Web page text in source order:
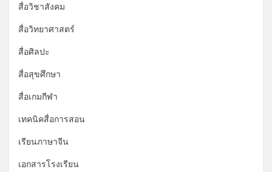
สื่อวิชาสังคม
สื่อวิทยาศาสตร์
สื่อศิลปะ
สื่อสุขศึกษา
สื่อเกมกีฬา
เทคนิคสื่อการสอน
เรียนภาษาจีน
เอกสารโรงเรียน